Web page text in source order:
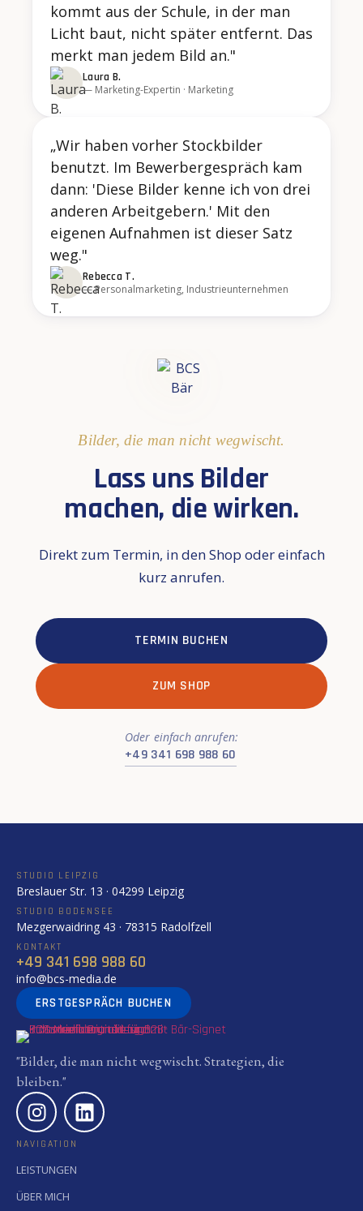
kommt aus der Schule, in der man
Licht baut, nicht später entfernt. Das
merkt man jedem Bild an."
Laura B.
— Marketing-Expertin · Marketing
„Wir haben vorher Stockbilder
benutzt. Im Bewerbergespräch kam
dann: 'Diese Bilder kenne ich von drei
anderen Arbeitgebern.' Mit den
eigenen Aufnahmen ist dieser Satz
weg."
Rebecca T.
— Personalmarketing, Industrieunternehmen
Bilder, die man nicht wegwischt.
Lass uns Bilder
machen, die wirken.
Direkt zum Termin, in den Shop oder einfach
kurz anrufen.
TERMIN BUCHEN
ZUM SHOP
Oder einfach anrufen:
+49 341 698 988 60
"Bilder, die man nicht wegwischt. Strategien, die
bleiben."
STUDIO LEIPZIG
Breslauer Str. 13 · 04299 Leipzig
STUDIO BODENSEE
Mezgerwaidring 43 · 78315 Radolfzell
KONTAKT
+49 341 698 988 60
info@bcs-media.de
ERSTGESPRÄCH BUCHEN
NAVIGATION
LEISTUNGEN
ÜBER MICH